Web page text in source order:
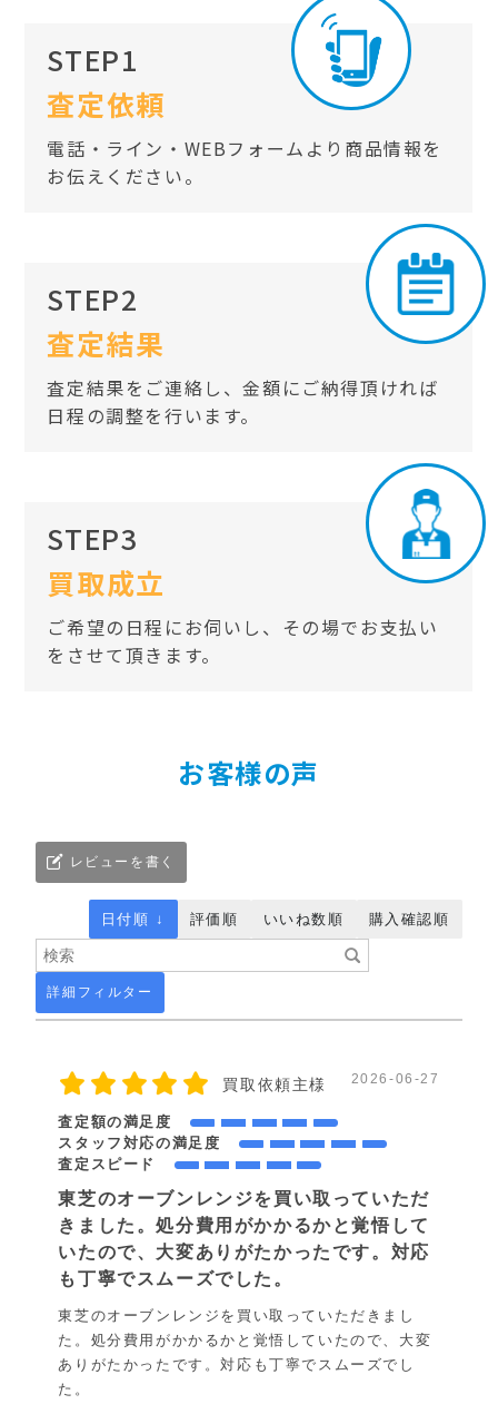
STEP1
査定依頼
電話・ライン・WEBフォームより商品情報を
お伝えください。
STEP2
査定結果
査定結果をご連絡し、金額にご納得頂ければ
日程の調整を行います。
STEP3
買取成立
ご希望の日程にお伺いし、その場でお支払い
をさせて頂きます。
お客様の声
レビューを書く
詳細フィルター
日付順 ↓ 評価順 いいね数順 購入確認順
買取依頼主様 2026-06-27
査定額の満足度
スタッフ対応の満足度
査定スピード
東芝のオーブンレンジを買い取っていただ
きました。処分費用がかかるかと覚悟して
いたので、大変ありがたかったです。対応
も丁寧でスムーズでした。
東芝のオーブンレンジを買い取っていただきまし
た。処分費用がかかるかと覚悟していたので、大変
ありがたかったです。対応も丁寧でスムーズでし
た。